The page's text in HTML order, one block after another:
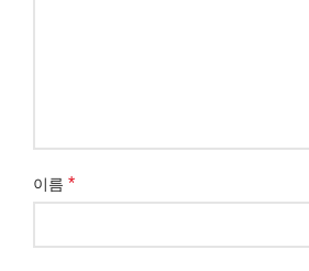
이름 *